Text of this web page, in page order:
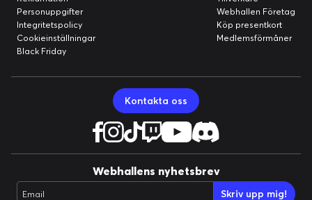
Personuppgifter
Integritetspolicy
Cookieinställningar
Black Friday
Webhallen Företag
Köp presentkort
Medlemsförmåner
Kontakta oss
Webhallens nyhetsbrev
Email Skriv upp mig!